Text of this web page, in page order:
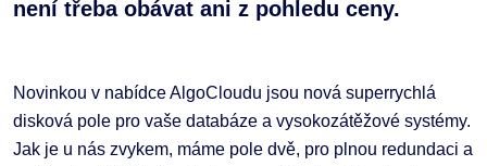
není třeba obávat ani z pohledu ceny.
Novinkou v nabídce AlgoCloudu jsou nová superrychlá
disková pole pro vaše databáze a vysokozátěžové systémy.
Jak je u nás zvykem, máme pole dvě, pro plnou redundaci a